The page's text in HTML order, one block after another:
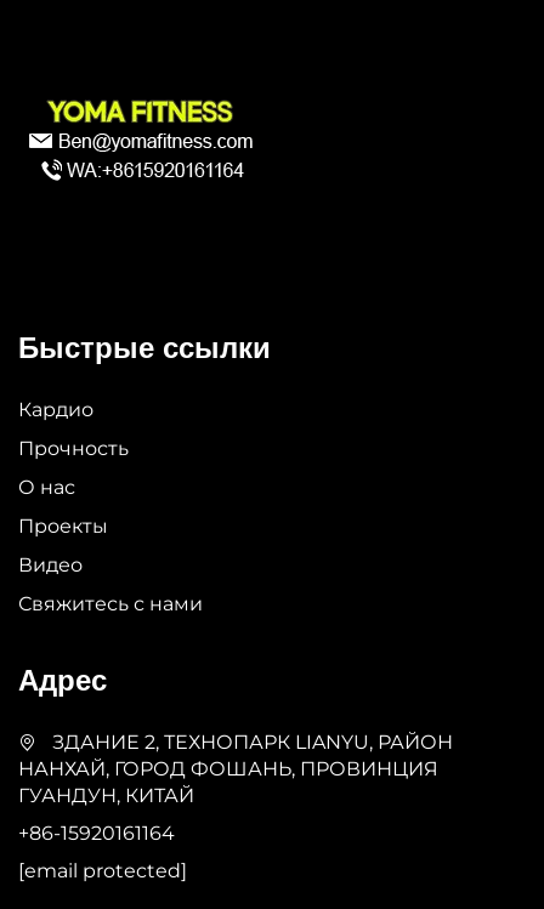
Быстрые ссылки
Кардио
Прочность
О нас
Проекты
Видео
Свяжитесь с нами
Адрес
ЗДАНИЕ 2, ТЕХНОПАРК LIANYU, РАЙОН
НАНХАЙ, ГОРОД ФОШАНЬ, ПРОВИНЦИЯ
ГУАНДУН, КИТАЙ
+86-15920161164
[email protected]